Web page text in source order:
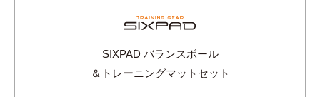
SIXPAD バランスボール
＆トレーニングマットセット